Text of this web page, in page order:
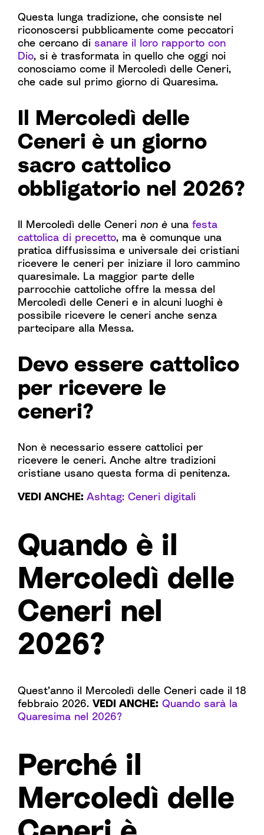
Questa lunga tradizione, che consiste nel
riconoscersi pubblicamente come peccatori
che cercano di sanare il loro rapporto con
Dio, si è trasformata in quello che oggi noi
conosciamo come il Mercoledì delle Ceneri,
che cade sul primo giorno di Quaresima.
Il Mercoledì delle
Ceneri è un giorno
sacro cattolico
obbligatorio nel 2026?
Il Mercoledì delle Ceneri non è una festa
cattolica di precetto, ma è comunque una
pratica diffusissima e universale dei cristiani
ricevere le ceneri per iniziare il loro cammino
quaresimale. La maggior parte delle
parrocchie cattoliche offre la messa del
Mercoledì delle Ceneri e in alcuni luoghi è
possibile ricevere le ceneri anche senza
partecipare alla Messa.
Devo essere cattolico
per ricevere le
ceneri?
Non è necessario essere cattolici per
ricevere le ceneri. Anche altre tradizioni
cristiane usano questa forma di penitenza.
VEDI ANCHE: Ashtag: Ceneri digitali
Quando è il
Mercoledì delle
Ceneri nel
2026?
Quest’anno il Mercoledì delle Ceneri cade il 18
febbraio 2026. VEDI ANCHE: Quando sarà la
Quaresima nel 2026?
Perché il
Mercoledì delle